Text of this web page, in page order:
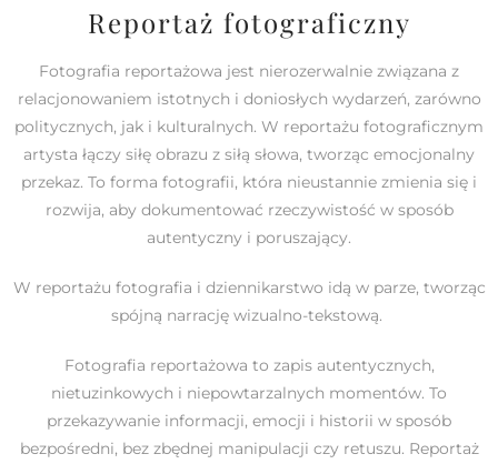
Reportaż fotograficzny
Fotografia reportażowa jest nierozerwalnie związana z
relacjonowaniem istotnych i doniosłych wydarzeń, zarówno
politycznych, jak i kulturalnych. W reportażu fotograficznym
artysta łączy siłę obrazu z siłą słowa, tworząc emocjonalny
przekaz. To forma fotografii, która nieustannie zmienia się i
rozwija, aby dokumentować rzeczywistość w sposób
autentyczny i poruszający.
W reportażu fotografia i dziennikarstwo idą w parze, tworząc
spójną narrację wizualno-tekstową.
Fotografia reportażowa to zapis autentycznych,
nietuzinkowych i niepowtarzalnych momentów. To
przekazywanie informacji, emocji i historii w sposób
bezpośredni, bez zbędnej manipulacji czy retuszu. Reportaż